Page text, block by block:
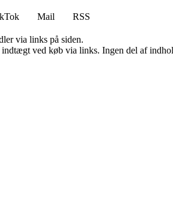
Mail
RSS
via links på siden.
ved køb via links. Ingen del af